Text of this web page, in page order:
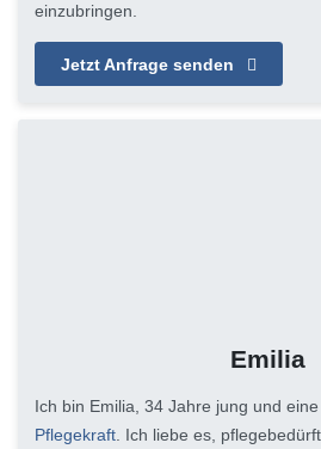
einzubringen.
Jetzt Anfrage senden
Emilia
Ich bin Emilia, 34 Jahre jung und eine
Pflegekraft . Ich liebe es,